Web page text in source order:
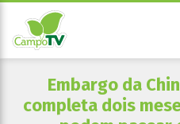
Pular
conteúdo
Embargo da
completa dois